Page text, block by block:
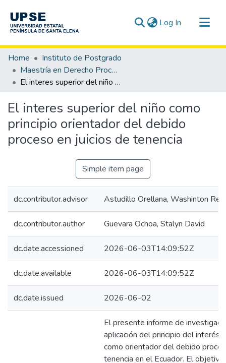
Log In (current)
Communities & Collections
All of DSpace
Statistics
Home
Instituto de Postgrado
Maestría en Derecho Procesal
El interes superior del niño como principio orientador del debido proceso en juicios de tenencia
El interes superior del niño como
principio orientador del debido
proceso en juicios de tenencia
Simple item page
dc.contributor.advisor Astudillo Orellana, Washinton
dc.contributor.author Guevara Ochoa, Stalyn David
dc.date.accessioned 2026-06-03T14:09:52Z
dc.date.available 2026-06-03T14:09:52Z
dc.date.issued 2026-06-02
El presente informe de
aplicación del principio del interés
como orientador del debido
tenencia en el Ecuador. El